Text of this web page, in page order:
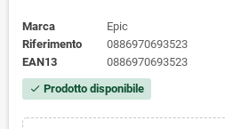
Marca
Epic
Riferimento
0886970693523
EAN13
0886970693523
check Prodotto disponibile